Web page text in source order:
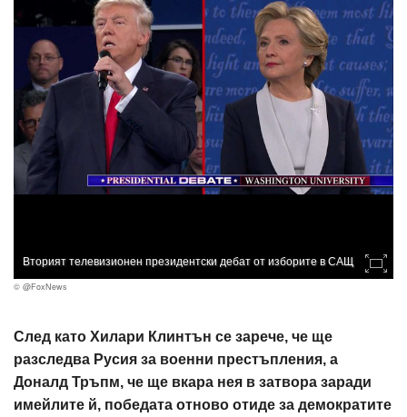
Вторият телевизионен президентски дебат от изборите в САЩ
© @FoxNews
След като Хилари Клинтън се зарече, че ще
разследва Русия за военни престъпления, а
Доналд Тръпм, че ще вкара нея в затвора заради
имейлите й, победата отново отиде за демократите